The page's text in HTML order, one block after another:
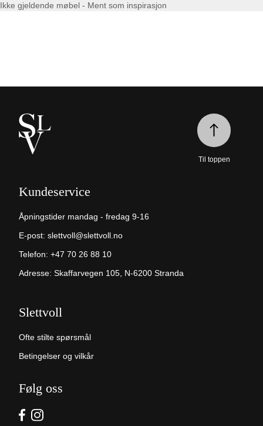
Ikke gjeldende møbel - Ment som inspirasjon
Kundeservice
Åpningstider mandag - fredag 9-16
E-post: slettvoll@slettvoll.no
Telefon: +47 70 26 88 10
Adresse: Skaffarvegen 105, N-6200 Stranda
Slettvoll
Ofte stilte spørsmål
Betingelser og vilkår
Følg oss
Til toppen